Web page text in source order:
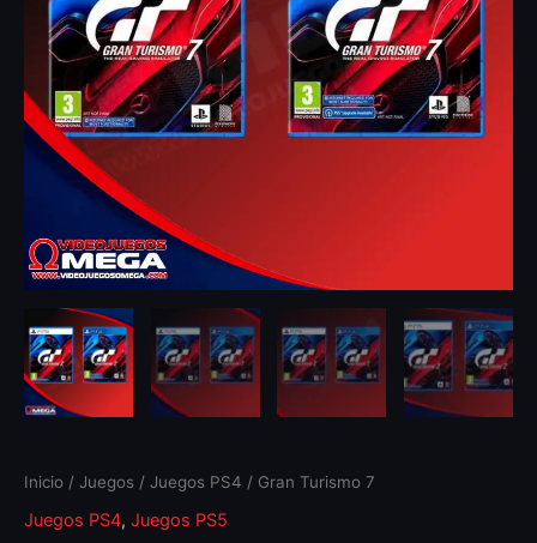
Inicio / Juegos / Juegos PS4 / Gran Turismo 7
Juegos PS4, Juegos PS5